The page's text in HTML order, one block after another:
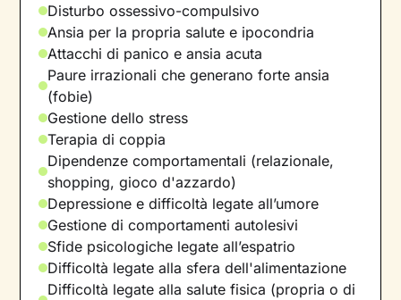
Disturbo ossessivo-compulsivo
Ansia per la propria salute e ipocondria
Attacchi di panico e ansia acuta
Paure irrazionali che generano forte ansia
(fobie)
Gestione dello stress
Terapia di coppia
Dipendenze comportamentali (relazionale,
shopping, gioco d'azzardo)
Depressione e difficoltà legate all’umore
Gestione di comportamenti autolesivi
Sfide psicologiche legate all’espatrio
Difficoltà legate alla sfera dell'alimentazione
Difficoltà legate alla salute fisica (propria o di